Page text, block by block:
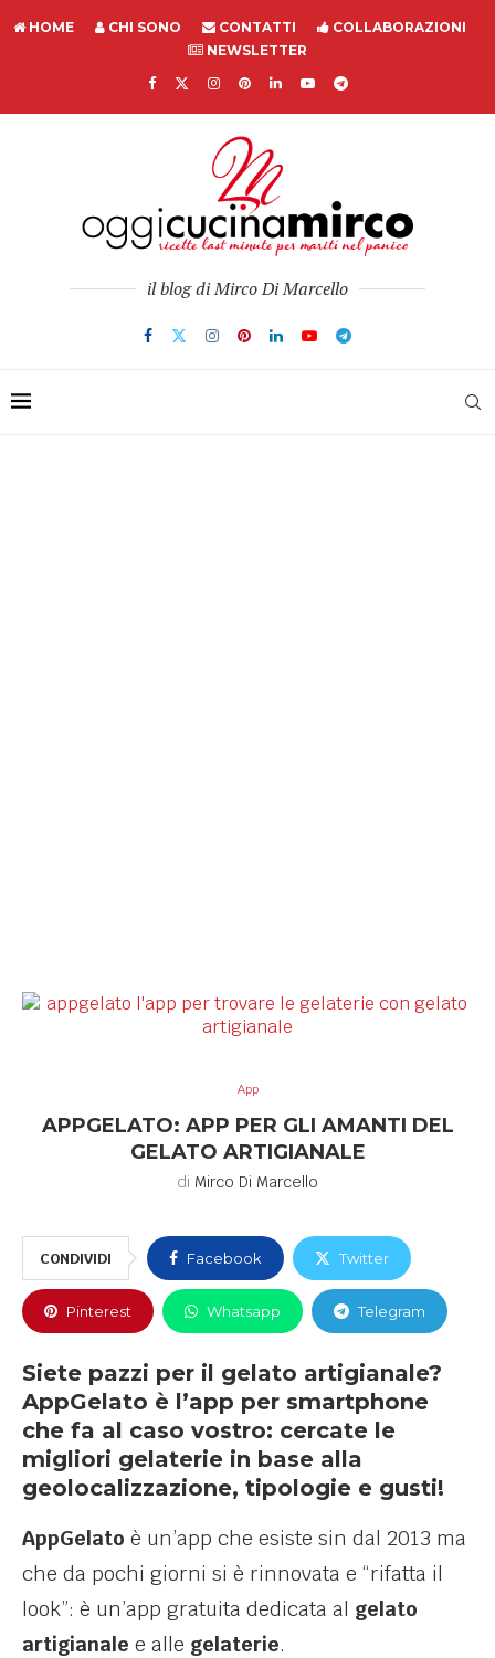
HOME CHI SONO CONTATTI
COLLABORAZIONI
NEWSLETTER
il blog di Mirco Di Marcello
App
APPGELATO: APP PER GLI AMANTI DEL
GELATO ARTIGIANALE
di Mirco Di Marcello
CONDIVIDI Facebook Twitter
Pinterest Whatsapp Telegram
Siete pazzi per il gelato artigianale?
AppGelato è l’app per smartphone
che fa al caso vostro: cercate le
migliori gelaterie in base alla
geolocalizzazione, tipologie e gusti!
AppGelato è un’app che esiste sin dal 2013 ma
che da pochi giorni si è rinnovata e “rifatta il
look”: è un’app gratuita dedicata al gelato
artigianale e alle gelaterie.